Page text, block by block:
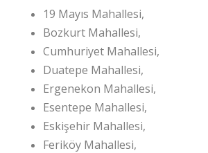
19 Mayıs Mahallesi,
Bozkurt Mahallesi,
Cumhuriyet Mahallesi,
Duatepe Mahallesi,
Ergenekon Mahallesi,
Esentepe Mahallesi,
Eskişehir Mahallesi,
Feriköy Mahallesi,